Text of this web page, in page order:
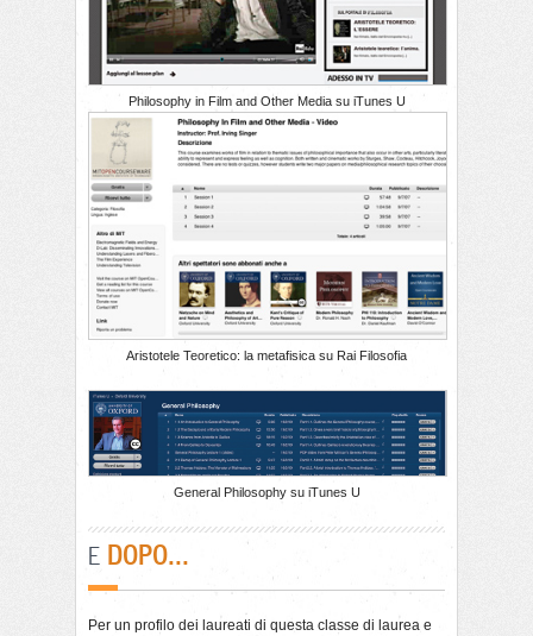
Philosophy in Film and Other Media su iTunes U
Aristotele Teoretico: la metafisica su Rai Filosofia
General Philosophy su iTunes U
E DOPO...
Per un profilo dei laureati di questa classe di laurea e